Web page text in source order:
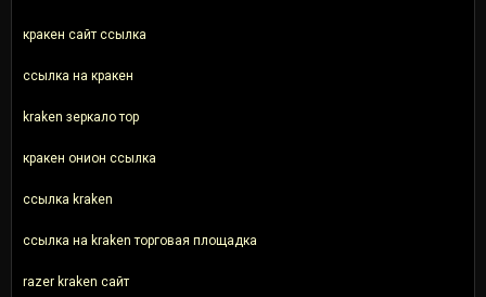
кракен сайт ссылка
ссылка на кракен
kraken зеркало тор
кракен онион ссылка
ссылка kraken
ссылка на kraken торговая площадка
razer kraken сайт